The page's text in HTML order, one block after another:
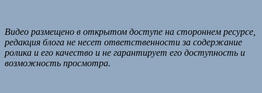
Видео размещено в открытом доступе на стороннем ресурсе,
редакция блога не несет ответственности за содержание
ролика и его качество и не гарантирует его доступность и
возможность просмотра.